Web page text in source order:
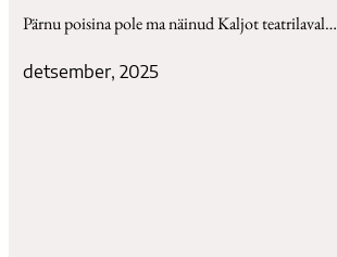
Pärnu poisina pole ma näinud Kaljot teatrilaval…
detsember, 2025